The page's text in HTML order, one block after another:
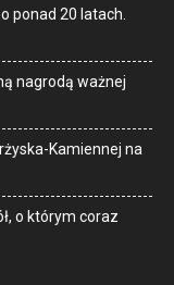
ponad 20 latach.
nagrodą ważnej
Kamiennej na
o którym coraz